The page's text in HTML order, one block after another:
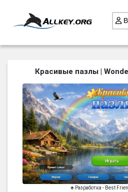
ВСЕ ИГРЫ
ПОИСК ПРЕДМЕТОВ
ГОЛОВОЛОМКИ
БИЗНЕС
ТРИ-В-РЯД
СТРАТЕГИИ
СТРЕЛЯЛКИ
КВЕСТ
Красивые пазлы |
♣ Разработка - Best